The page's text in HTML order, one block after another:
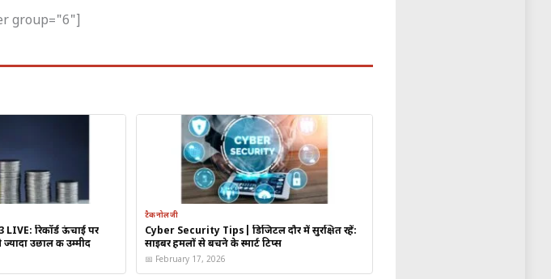
अनुमानित प्रभाव/रणनीति
IPO से पहले 10-20% टैरिफ बढ़ाकर भारती एयरटेल के करीब वैल्यूएशन
मध्यम स्तर का निवेश (Capex) और टैरिफ बढ़ोतरी से मुनाफे में सुधार की
कर्ज और बकाया चुकाने के लिए FY27-30 के बीच45%तक की भारी
बढ़ोतरी की जरूरत।
group="6"]
रिकॉर्ड ऊंचाई पर
उछाल की उम्मीद
टैकनोलजी
Cyber Security Tips| डिजिटल दौर में सुरक्षित रहें:
साइबर हमलों से बचने के स्मार्ट टिप्स
📅 February 17, 2026